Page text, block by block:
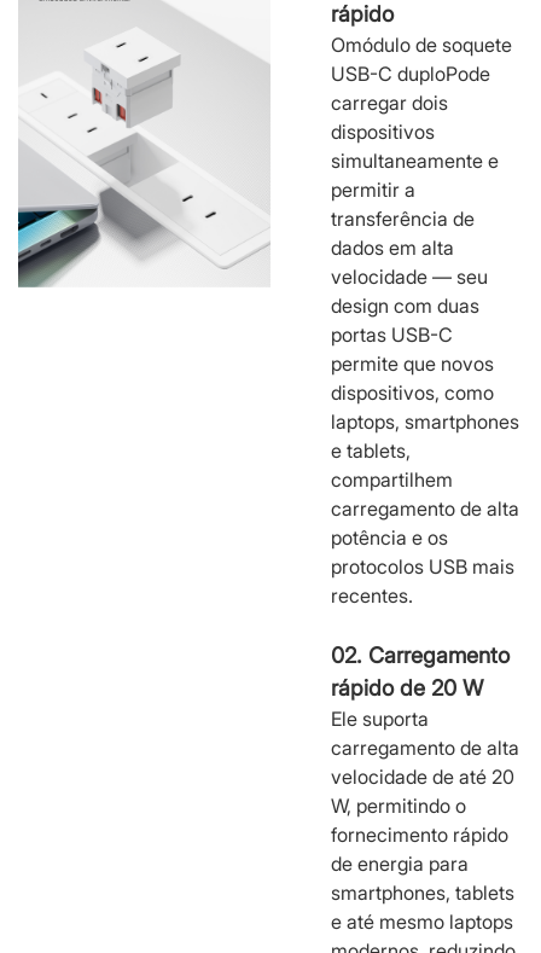
rápido
Omódulo de soquete
USB-C duploPode
carregar dois
dispositivos
simultaneamente e
permitir a
transferência de
dados em alta
velocidade — seu
design com duas
portas USB-C
permite que novos
dispositivos, como
laptops, smartphones
e tablets,
compartilhem
carregamento de alta
potência e os
protocolos USB mais
recentes.
02. Carregamento
rápido de 20 W
Ele suporta
carregamento de alta
velocidade de até 20
W, permitindo o
fornecimento rápido
de energia para
smartphones, tablets
e até mesmo laptops